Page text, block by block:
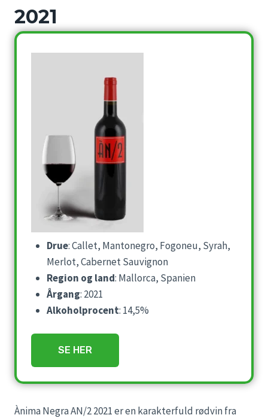
2021
Drue: Callet, Mantonegro, Fogoneu, Syrah,
Merlot, Cabernet Sauvignon
Region og land: Mallorca, Spanien
Årgang: 2021
Alkoholprocent: 14,5%
SE HER
Ànima Negra AN/2 2021 er en karakterfuld rødvin fra